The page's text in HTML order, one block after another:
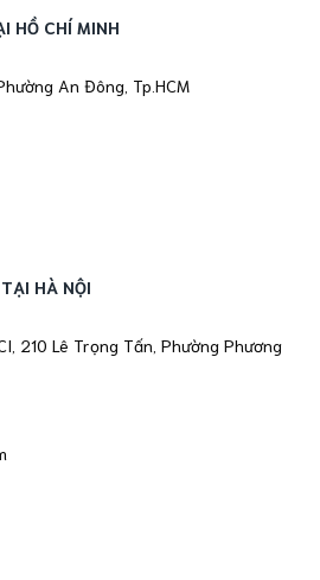
HỒ CHÍ MINH
An Đông, Tp.HCM
HÀ NỘI
210 Lê Trọng Tấn, Phường Phương